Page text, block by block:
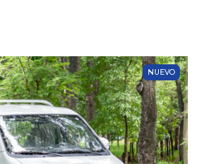
NUEVO